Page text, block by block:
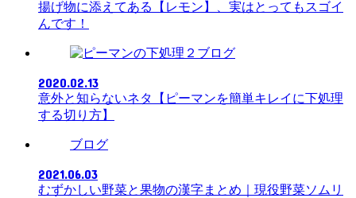
揚げ物に添えてある【レモン】、実はとってもスゴイ
んです！
ブログ
2020.02.13
意外と知らないネタ【ピーマンを簡単キレイに下処理
する切り方】
ブログ
2021.06.03
むずかしい野菜と果物の漢字まとめ｜現役野菜ソムリ